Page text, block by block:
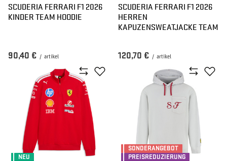
SCUDERIA FERRARI F1 2026
KINDER TEAM HOODIE
90,40 € / artikel
SCUDERIA FERRARI F1 2026
HERREN
KAPUZENSWEATJACKE TEAM
120,70 € / artikel
NEU
SONDERANGEBOT
PREISREDUZIERUNG